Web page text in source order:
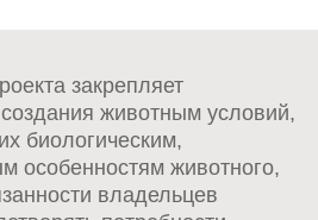
закрепляет
животным условий,
биологическим,
особенностям животного,
владельцев